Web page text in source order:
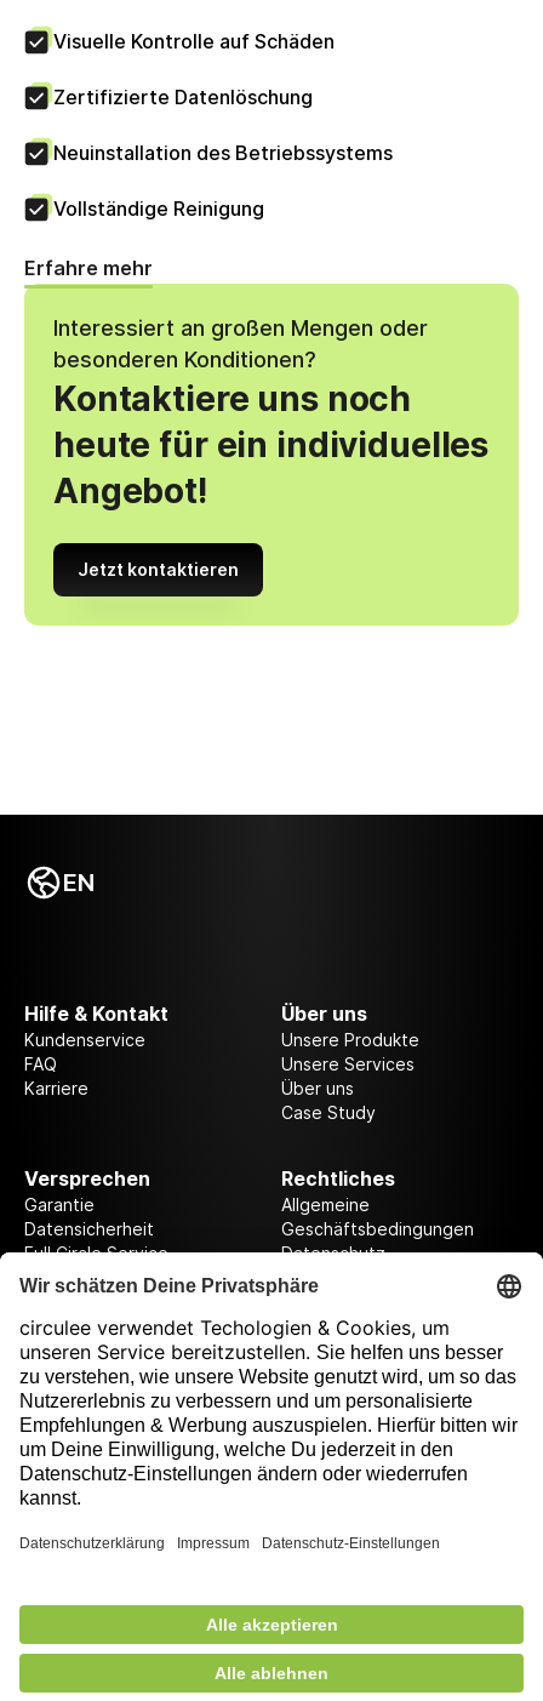
Nicht auf Lager
Visuelle Kontrolle auf Schäden
Zertifizierte Datenlöschung
Neuinstallation des Betriebssystems
Vollständige Reinigung
Erfahre mehr
Interessiert an großen Mengen oder
besonderen Konditionen?
Kontaktiere uns noch
heute für ein individuelles
Angebot!
Jetzt kontaktieren
EN
Hilfe & Kontakt
Kundenservice
FAQ
Karriere
Über uns
Unsere Produkte
Unsere Services
Über uns
Case Study
Versprechen
Garantie
Datensicherheit
Full Circle Service
Rechtliches
Allgemeine
Geschäftsbedingungen
Datenschutz
Datenschutzeinstellungen
Folge uns auf unserer Reise!
Ausgezeichnet durch